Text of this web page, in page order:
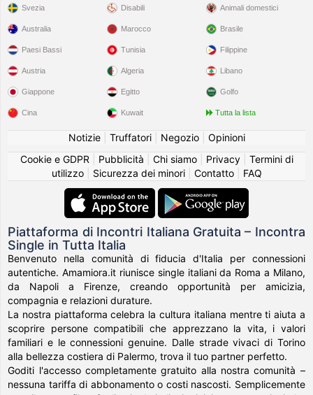
Svezia Disabili Animali domestici
Australia
Paesi Bassi
Austria
Giappone
Cina
Marocco
Tunisia
Algeria
Egitto
Kuwait
Brasile
Filippine
Libano
Golfo
Tutta la lista
Notizie| Truffatori| Negozio| Opinioni
Cookie e GDPR
Pubblicità Chi siamo| Privacy| Termini di
utilizzo| Sicurezza dei minori| Contatto| FAQ
Piattaforma di Incontri Italiana Gratuita – Incontra
Single in Tutta Italia
Benvenuto nella comunità di fiducia d'Italia per connessioni
autentiche. Amamiora.it riunisce single italiani da Roma a Milano,
da Napoli a Firenze, creando opportunità per amicizia,
compagnia e relazioni durature.
La nostra piattaforma celebra la cultura italiana mentre ti aiuta a
scoprire persone compatibili che apprezzano la vita, i valori
familiari e le connessioni genuine. Dalle strade vivaci di Torino
alla bellezza costiera di Palermo, trova il tuo partner perfetto.
Goditi l'accesso completamente gratuito alla nostra comunità –
nessuna tariffa di abbonamento o costi nascosti. Semplicemente